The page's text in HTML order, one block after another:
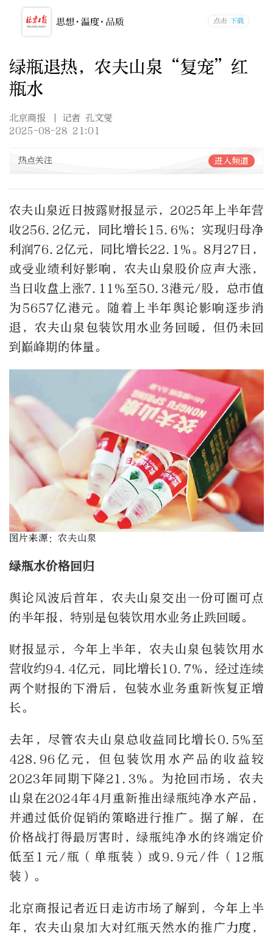
绿瓶退热，农夫山泉“复宠”红
瓶水
北京商报
| 记者 孔文燮
2025-08-28 21:01
热点关注 进入频道
农夫山泉近日披露财报显示，2025年上半年营
收256.2亿元，同比增长15.6%；实现归母净
利润76.2亿元，同比增长22.1%。8月27日，
或受业绩利好影响，农夫山泉股价应声大涨，
当日收盘上涨7.11%至50.3港元/股，总市值
为5657亿港元。随着上半年舆论影响逐步消
退，农夫山泉包装饮用水业务回暖，但仍未回
到巅峰期的体量。
图片来源：农夫山泉
绿瓶水价格回归
舆论风波后首年，农夫山泉交出一份可圈可点
的半年报，特别是包装饮用水业务止跌回暖。
财报显示，今年上半年，农夫山泉包装饮用水
营收约94.4亿元，同比增长10.7%，经过连续
两个财报的下滑后，包装水业务重新恢复正增
长。
去年，尽管农夫山泉总收益同比增长0.5%至
428.96亿元，但包装饮用水产品的收益较
2023年同期下降21.3%。为抢回市场，农夫
山泉在2024年4月重新推出绿瓶纯净水产品，
并通过低价促销的策略进行推广。据了解，在
价格战打得最厉害时，绿瓶纯净水的终端定价
低至1元/瓶（单瓶装）或9.9元/件（12瓶
装）。
北京商报记者近日走访市场了解到，今年上半
年，农夫山泉加大对红瓶天然水的推广力度，